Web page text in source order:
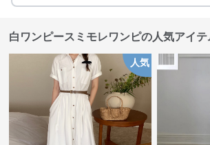
白ワンピースミモレワンピの人気アイテ
人気